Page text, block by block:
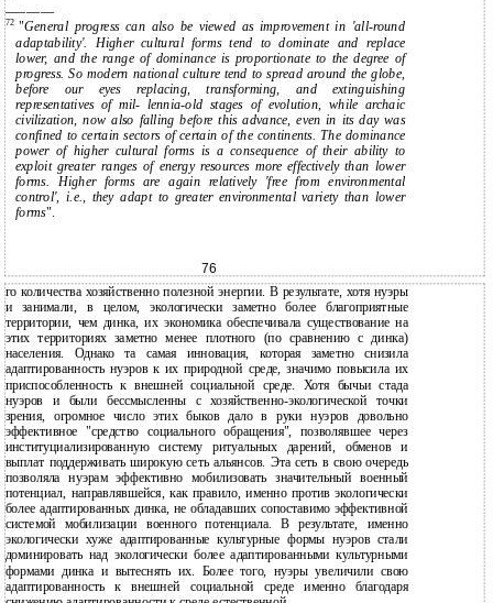
———————
72"General progress can also be viewed as improvement in 'all-round
adaptability'. Higher cultural forms tend to dominate and replace
lower, and the range of dominance is proportionate to the degree of
progress. So modern national culture tend to spread around the globe,
before our eyes replacing, transforming, and extinguishing
representatives of mil- lennia-old stages of evolution, while archaic
civilization, now also falling before this advance, even in its day was
confined to certain sectors of certain of the continents. The dominance
power of higher cultural forms is a consequence of their ability to
exploit greater ranges of energy resources more effectively than lower
forms. Higher forms are again relatively 'free from environmental
control', i.e., they adapt to greater environmental variety than lower
forms".
76
го количества хозяйственно полезной энергии. В результате, хотя нуэры
и занимали, в целом, экологически заметно более благоприятные
территории, чем динка, их экономика обеспечивала существование на
этих территориях заметно менее плотного (по сравнению с динка)
населения. Однако та самая инновация, которая заметно снизила
адаптированность нуэров к их природной среде, значимо повысила их
приспособленность к внешней социальной среде. Хотя бычьи стада
нуэров и были бессмысленны с хозяйственно-экологической точки
зрения, огромное число этих быков дало в руки нуэров довольно
эффективное "средство социального обращения", позволявшее через
институциализированную систему ритуальных дарений, обменов и
выплат поддерживать широкую сеть альянсов. Эта сеть в свою очередь
позволяла нуэрам эффективно мобилизовать значительный военный
потенциал, направлявшейся, как правило, именно против экологически
более адаптированных динка, не обладавших сопоставимо эффективной
системой мобилизации военного потенциала. В результате, именно
экологически хуже адаптированные культурные формы нуэров стали
доминировать над экологически более адаптированными культурными
формами динка и вытеснять их. Более того, нуэры увеличили свою
адаптированность к внешней социальной среде именно благодаря